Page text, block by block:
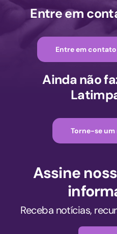
Entre em
Entre em
Ainda não
Torne-se um
Assine
Receba notícias,